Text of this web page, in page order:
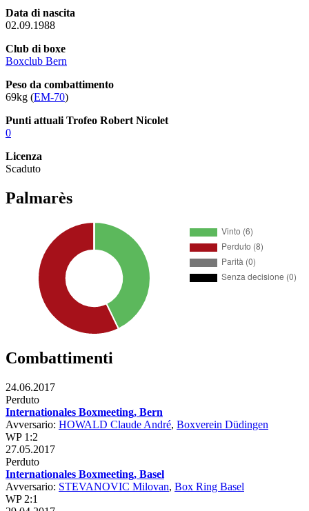
Data di nascita
02.09.1988
Club di boxe
Boxclub Bern
Peso da combattimento
69kg (EM-70)
Punti attuali Trofeo Robert Nicolet
0
Licenza
Scaduto
Palmarès
Combattimenti
24.06.2017
Perduto
Internationales Boxmeeting, Bern
Avversario: HOWALD Claude André, Boxverein Düdingen
WP 1:2
27.05.2017
Perduto
Internationales Boxmeeting, Basel
Avversario: STEVANOVIC Milovan, Box Ring Basel
WP 2:1